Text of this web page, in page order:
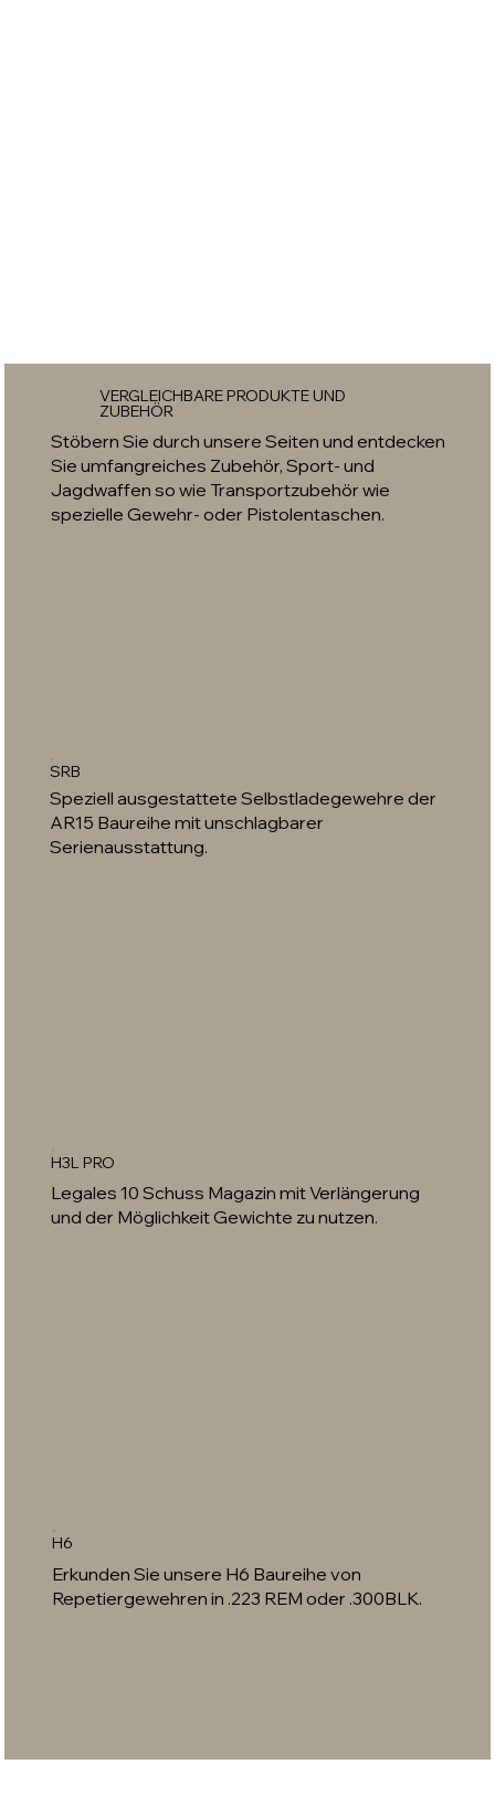
VERGLEICHBARE PRODUKTE UND
ZUBEHÖR
Stöbern Sie durch unsere Seiten und entdecken
Sie umfangreiches Zubehör, Sport- und
Jagdwaffen so wie Transportzubehör wie
spezielle Gewehr- oder Pistolentaschen.
SRB
Speziell ausgestattete Selbstladegewehre der
AR15 Baureihe mit unschlagbarer
Serienausstattung.
H3L PRO
Legales 10 Schuss Magazin mit Verlängerung
und der Möglichkeit Gewichte zu nutzen.
H6
Erkunden Sie unsere H6 Baureihe von
Repetiergewehren in .223 REM oder .300BLK.